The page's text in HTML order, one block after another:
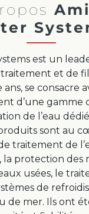
est un
et de
se consacre
d’une gamme
de l’eau
sont au
traitement de
la protection des
usées, le
de
de mer. Ils ont